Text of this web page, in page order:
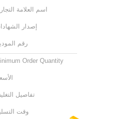
اسم العلامة
إصدار
رقم
Order Quantity:
تفاصيل
وقت